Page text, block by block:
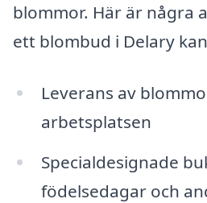
blommor. Här är några
ett blombud i Delary
Leverans av
arbetsplatsen
Specialdesignade
födelsedagar och